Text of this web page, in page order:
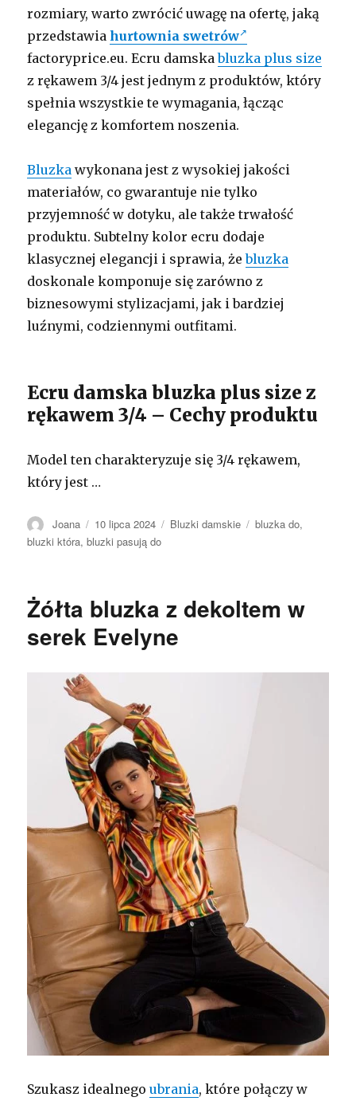
rozmiary, warto zwrócić uwagę na ofertę, jaką
przedstawiahurtownia swetrów
factoryprice.eu. Ecru damskabluzka plus size
z rękawem 3/4 jest jednym z produktów, który
spełnia wszystkie te wymagania, łącząc
elegancję z komfortem noszenia.
Bluzka wykonana jest z wysokiej jakości
materiałów, co gwarantuje nie tylko
przyjemność w dotyku, ale także trwałość
produktu. Subtelny kolor ecru dodaje
klasycznej elegancji i sprawia, żebluzka
doskonale komponuje się zarówno z
biznesowymi stylizacjami, jak i bardziej
luźnymi, codziennymi outfitami.
Ecru damska bluzka plus size z
rękawem 3/4 – Cechy produktu
Model ten charakteryzuje się 3/4 rękawem,
który jest …
Autor
Joana Opublikowano
10 lipca 2024 Kategorie
Bluzki damskie Tagi
bluzka do,
bluzki która,bluzki pasują do
Żółta bluzka z dekoltem w
serek Evelyne
Szukasz idealnegoubrania, które połączy w